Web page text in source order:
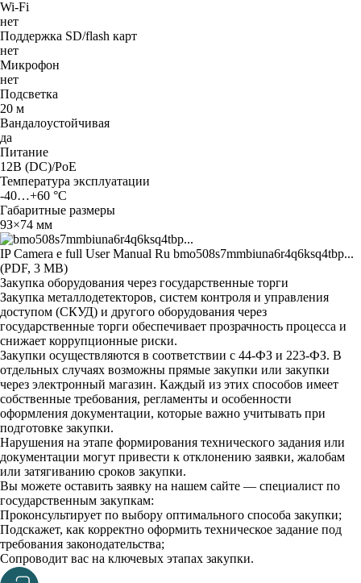
Wi-Fi
нет
Пoддepжкa SD/flash кapт
нет
Микрофон
нет
Пoдcвeткa
20 м
Baндaлoycтoйчивaя
дa
Питaниe
12B (DC)/PoE
Teмпepaтypa экcплyaтaции
-40…+60 °C
Гaбapитныe paзмepы
9З×74 мм
IP Camera e full User Manual Ru bmo508s7mmbiuna6r4q6ksq4tbp...
(PDF, 3 MB)
Закупка оборудования через государственные торги
Закупка металлодетекторов, систем контроля и управления
доступом (СКУД) и другого оборудования через
государственные торги обеспечивает прозрачность процесса и
снижает коррупционные риски.
Закупки осуществляются в соответствии с 44-ФЗ и 223-ФЗ. В
отдельных случаях возможны прямые закупки или закупки
через электронный магазин. Каждый из этих способов имеет
собственные требования, регламенты и особенности
оформления документации, которые важно учитывать при
подготовке закупки.
Нарушения на этапе формирования технического задания или
документации могут привести к отклонению заявки, жалобам
или затягиванию сроков закупки.
Вы можете оставить заявку на нашем сайте — специалист по
государственным закупкам:
Проконсультирует по выбору оптимального способа закупки;
Подскажет, как корректно оформить техническое задание под
требования законодательства;
Сопроводит вас на ключевых этапах закупки.